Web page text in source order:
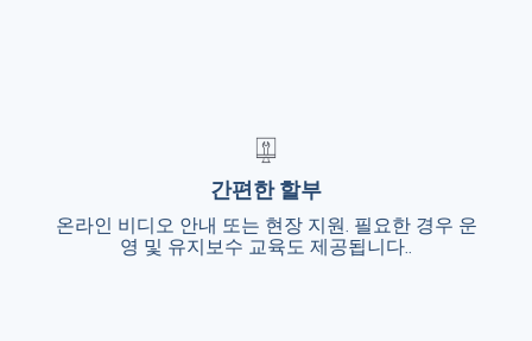
간편한 할부
온라인 비디오 안내 또는 현장 지원. 필요한 경우 운
영 및 유지보수 교육도 제공됩니다..
간편한 할부
온라인 비디오 안내 또는 현장 지원. 필요한 경
우 운영 및 유지보수 교육도 제공됩니다..